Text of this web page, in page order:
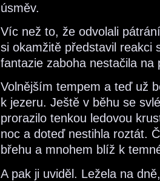
úsměv.
Víc než to, že odvolali
si okamžitě představil reakci
fantazie zaboha nestačila
Volnějším tempem a teď už
k jezeru. Ještě v běhu se
prorazilo tenkou ledovou
noc a doteď nestihla roztát.
břehu a mnohem blíž k
A pak ji uviděl. Ležela na